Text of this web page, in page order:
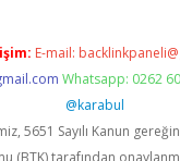
E-mail:
Whatsapp: 0262
@karabul
5651 Sayılı Kanun
(BTK) tarafından